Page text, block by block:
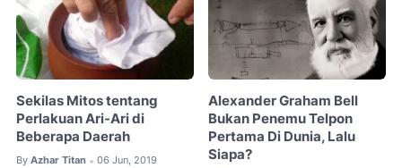
Sekilas Mitos tentang
Perlakuan Ari-Ari di
Beberapa Daerah
By Azhar Titan • 06 Jun, 2019
Alexander Graham Bell
Bukan Penemu Telpon
Pertama Di Dunia, Lalu
Siapa?